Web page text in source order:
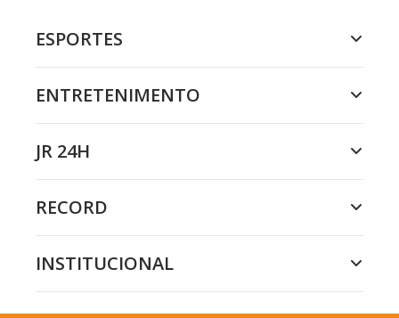
ESPORTES
ENTRETENIMENTO
JR 24H
RECORD
INSTITUCIONAL